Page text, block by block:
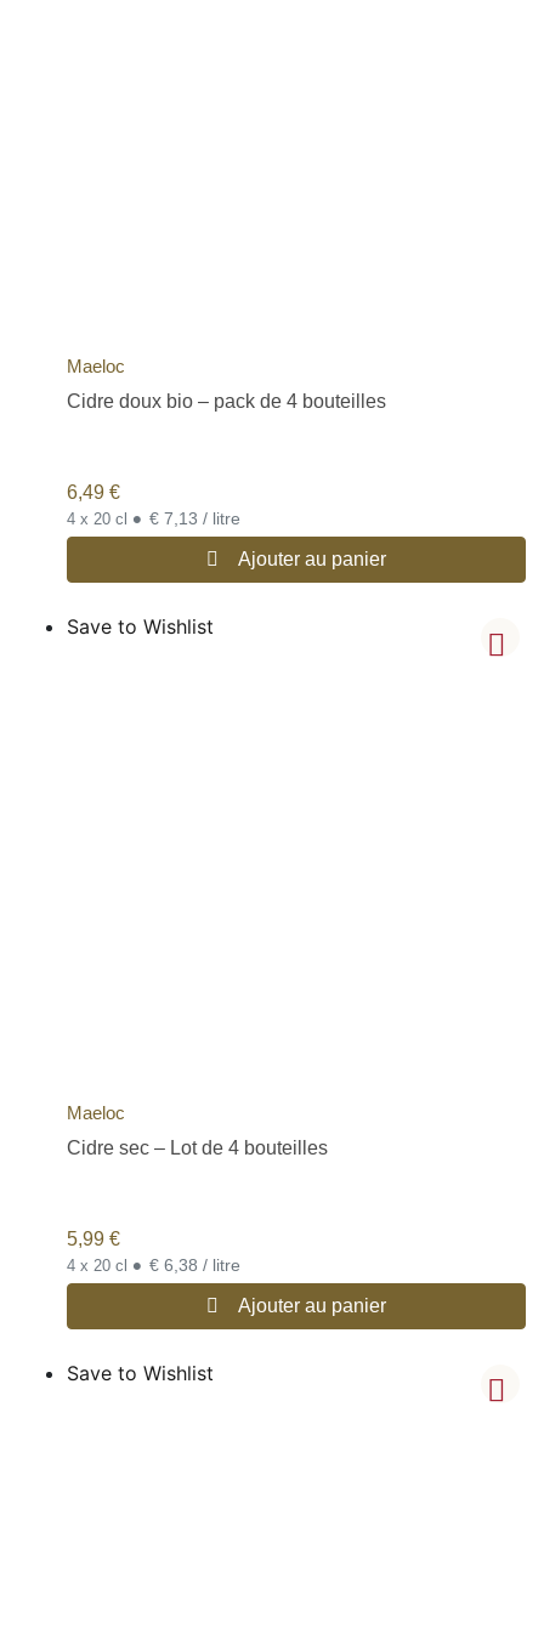
Maeloc
Cidre doux bio – pack de 4 bouteilles
6,49 €
4 x 20 cl • € 7,13 / litre
Ajouter au panier
Save to Wishlist
Maeloc
Cidre sec – Lot de 4 bouteilles
5,99 €
4 x 20 cl • € 6,38 / litre
Ajouter au panier
Save to Wishlist